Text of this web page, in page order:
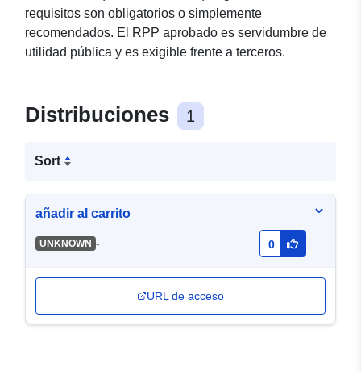
requisitos son obligatorios o simplemente
recomendados. El RPP aprobado es servidumbre de
utilidad pública y es exigible frente a terceros.
Distribuciones 1
Sort
añadir al carrito
UNKNOWN - 0
URL de acceso